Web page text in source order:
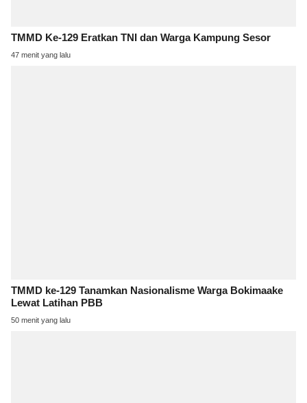
TMMD Ke-129 Eratkan TNI dan Warga Kampung Sesor
47 menit yang lalu
TMMD ke-129 Tanamkan Nasionalisme Warga Bokimaake
Lewat Latihan PBB
50 menit yang lalu